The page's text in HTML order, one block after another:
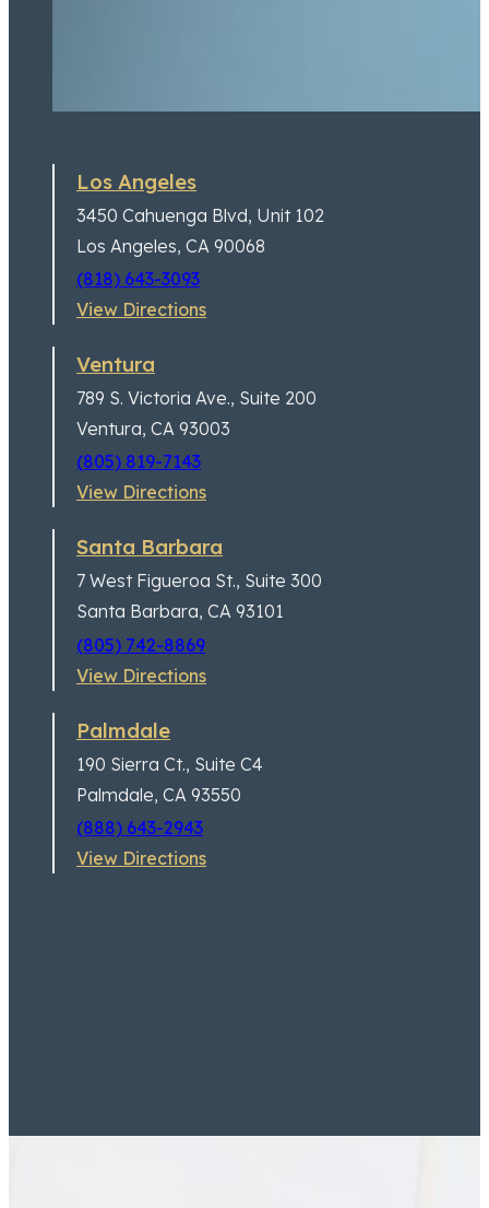
Los Angeles
3450 Cahuenga Blvd, Unit 102
Los Angeles, CA 90068
(818) 643-3093
View Directions
Ventura
789 S. Victoria Ave., Suite 200
Ventura, CA 93003
(805) 819-7143
View Directions
Santa Barbara
7 West Figueroa St., Suite 300
Santa Barbara, CA 93101
(805) 742-8869
View Directions
Palmdale
190 Sierra Ct., Suite C4
Palmdale, CA 93550
(888) 643-2943
View Directions